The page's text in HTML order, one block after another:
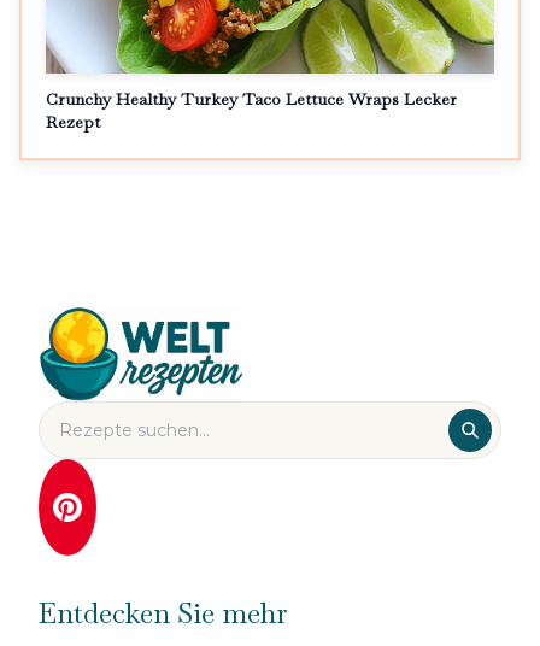
Crunchy Healthy Turkey Taco Lettuce Wraps Lecker
Rezept
Entdecken Sie mehr